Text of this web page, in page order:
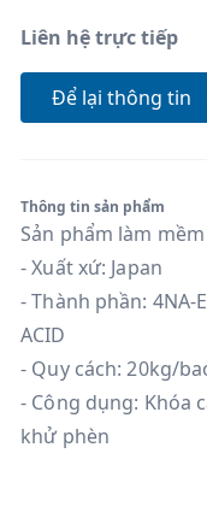
Liên hệ trực tiếp
Để lại thông tin
Thông tin sản phẩm
Sản phẩm làm
- Xuất xứ: Japan
- Thành phần: 4NA-
ACID
- Quy cách: 20kg/
- Công dụng: Khóa
khử phèn